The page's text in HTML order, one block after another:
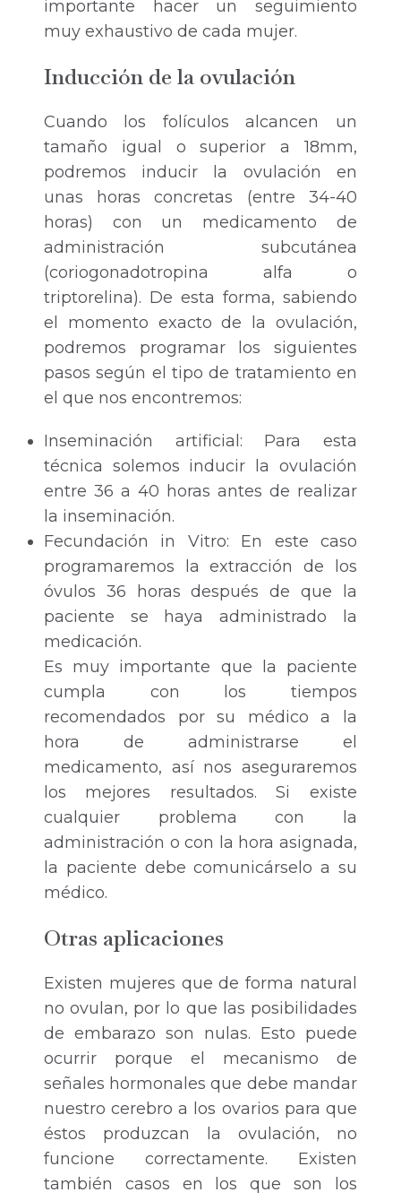
importante hacer un seguimiento
muy exhaustivo de cada mujer.
Inducción de la ovulación
Cuando los folículos alcancen un
tamaño igual o superior a 18mm,
podremos inducir la ovulación en
unas horas concretas (entre 34-40
horas) con un medicamento de
administración subcutánea
(coriogonadotropina alfa o
triptorelina). De esta forma, sabiendo
el momento exacto de la ovulación,
podremos programar los siguientes
pasos según el tipo de tratamiento en
el que nos encontremos:
Inseminación artificial: Para esta
técnica solemos inducir la ovulación
entre 36 a 40 horas antes de realizar
la inseminación.
Fecundación in Vitro: En este caso
programaremos la extracción de los
óvulos 36 horas después de que la
paciente se haya administrado la
medicación.
Es muy importante que la paciente
cumpla con los tiempos
recomendados por su médico a la
hora de administrarse el
medicamento, así nos aseguraremos
los mejores resultados. Si existe
cualquier problema con la
administración o con la hora asignada,
la paciente debe comunicárselo a su
médico.
Otras aplicaciones
Existen mujeres que de forma natural
no ovulan, por lo que las posibilidades
de embarazo son nulas. Esto puede
ocurrir porque el mecanismo de
señales hormonales que debe mandar
nuestro cerebro a los ovarios para que
éstos produzcan la ovulación, no
funcione correctamente. Existen
también casos en los que son los